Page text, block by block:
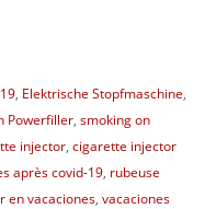
, Elektrische Stopfmaschine,
Powerfiller, smoking on
injector, cigarette injector
après covid-19, rubeuse
en vacaciones, vacaciones